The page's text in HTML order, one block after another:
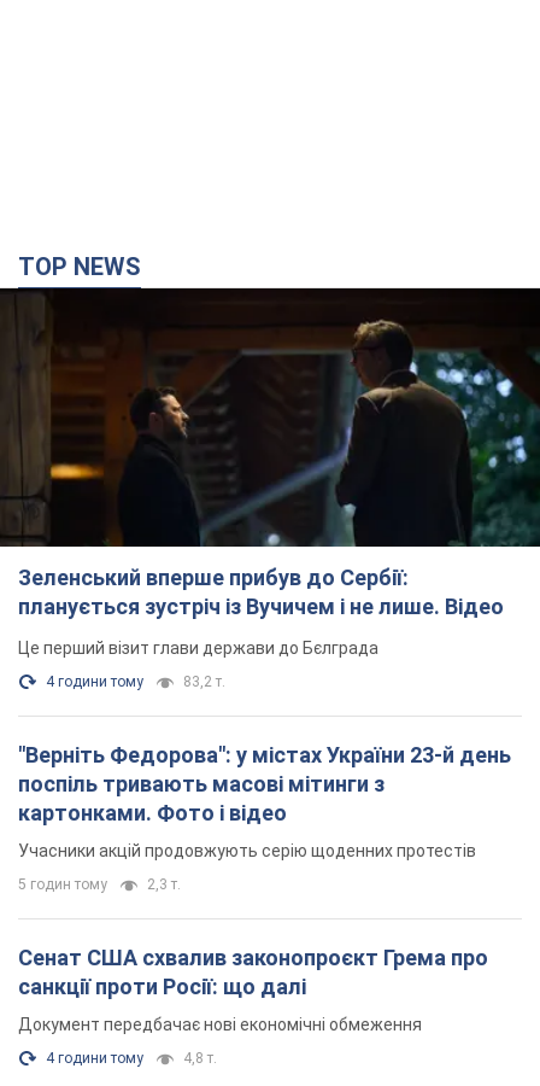
TOP NEWS
Зеленський вперше прибув до Сербії:
планується зустріч із Вучичем і не лише. Відео
Це перший візит глави держави до Бєлграда
4 години тому 83,2 т.
"Верніть Федорова": у містах України 23-й день
поспіль тривають масові мітинги з
картонками. Фото і відео
Учасники акцій продовжують серію щоденних протестів
5 годин тому 2,3 т.
Сенат США схвалив законопроєкт Грема про
санкції проти Росії: що далі
Документ передбачає нові економічні обмеження
4 години тому 4,8 т.